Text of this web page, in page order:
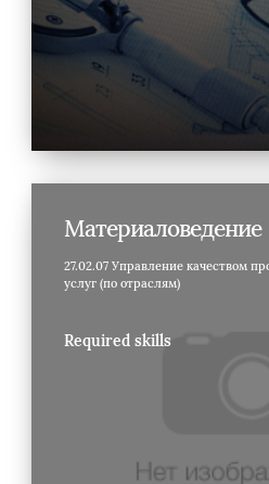
Материаловедение
27.02.07 Управление качеством
услуг (по отраслям)
Required skills